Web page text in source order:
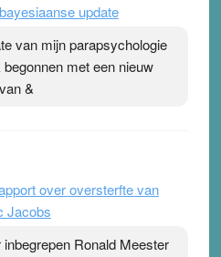
update
van mijn parapsychologie
met een nieuw
&
over oversterfte van
Jacobs
Ronald Meester